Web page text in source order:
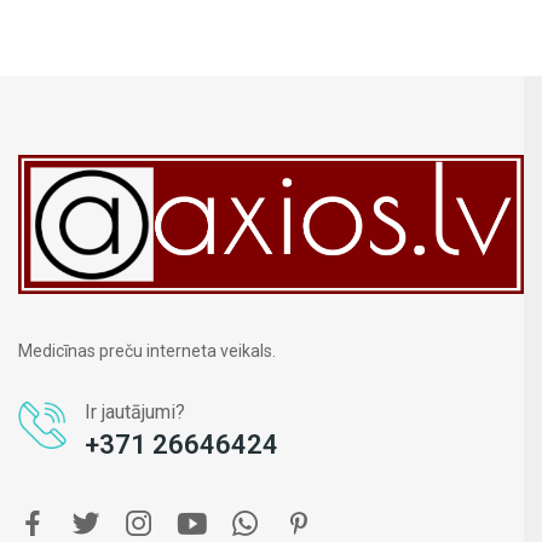
Medicīnas preču interneta veikals.
Ir jautājumi?
+371 26646424